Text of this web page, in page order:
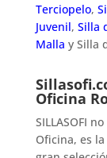
Terciopelo,
Juvenil, Silla
Malla y Silla
Oficina
SILLASOFI
Oficina, es